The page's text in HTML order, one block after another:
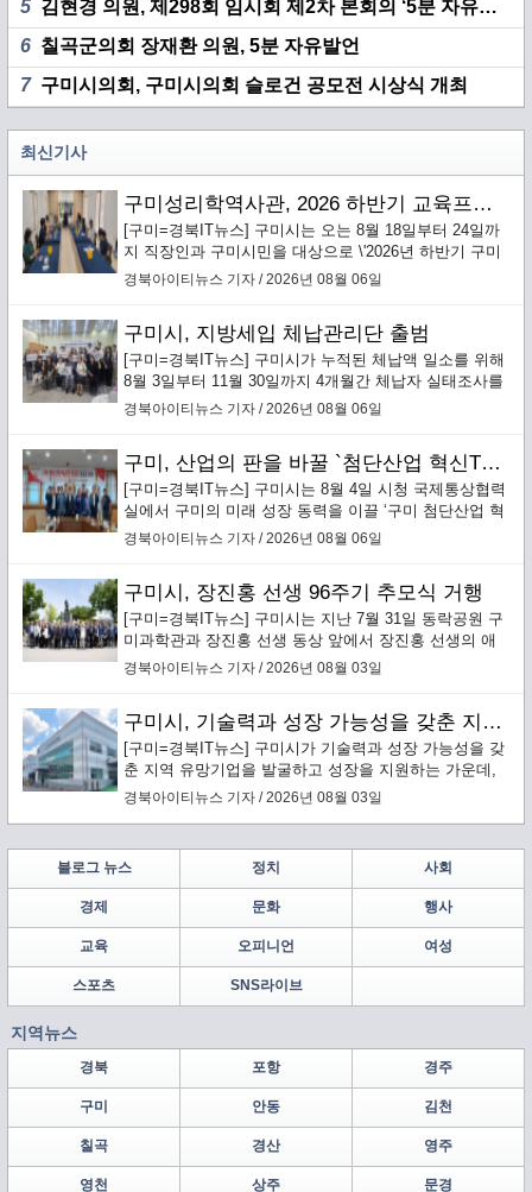
5 김현경 의원, 제298회 임시회 제2차 본회의 ‘5분 자유발언’
6 칠곡군의회 장재환 의원, 5분 자유발언
7구미시의회, 구미시의회 슬로건 공모전 시상식 개최
최신기사
구미성리학역사관, 2026 하반기 교육프로그램 수강생 모집
[구미=경북IT뉴스] 구미시는 오는 8월 18일부터 24일까
지 직장인과 구미시민을 대상으로 \'2026년 하반기 구미
성리학역사관 교육프로그램\' 수강생을 선착순 모집한다.
경북아이티뉴스 기자 / 2026년 08월 06일
구미시, 지방세입 체납관리단 출범
[구미=경북IT뉴스] 구미시가 누적된 체납액 일소를 위해
8월 3일부터 11월 30일까지 4개월간 체납자 실태조사를
통한 맞춤형 징수활동을 전개하는 ‘지방세입 체납관리
경북아이티뉴스 기자 / 2026년 08월 06일
구미, 산업의 판을 바꿀 `첨단산업 혁신TF 추진단` 본격 가동
[구미=경북IT뉴스] 구미시는 8월 4일 시청 국제통상협력
실에서 구미의 미래 성장 동력을 이끌 ‘구미 첨단산업 혁
신TF 추진단’(이하 혁신추진단) 킥오프 회의를 개최하고
경북아이티뉴스 기자 / 2026년 08월 06일
구미시, 장진홍 선생 96주기 추모식 거행
[구미=경북IT뉴스] 구미시는 지난 7월 31일 동락공원 구
미과학관과 장진홍 선생 동상 앞에서 장진홍 선생의 애
국정신을 기리는 ‘순국의사 장진홍 선생 96주기 추모
경북아이티뉴스 기자 / 2026년 08월 03일
구미시, 기술력과 성장 가능성을 갖춘 지역 유망기업 발굴·성장 지원
[구미=경북IT뉴스] 구미시가 기술력과 성장 가능성을 갖
춘 지역 유망기업을 발굴하고 성장을 지원하는 가운데,
구미에 본사를 둔 배터리 안전소재 전문기업 ㈜보백씨엔
점을 구축한다.
경북아이티뉴스 기자 / 2026년 08월 03일
블로그 뉴스 정치 사회
경제 문화 행사
교육 오피니언 여성
스포츠 SNS라이브
지역뉴스
경북 포항 경주
구미 안동 김천
칠곡 경산 영주
영천 상주 문경